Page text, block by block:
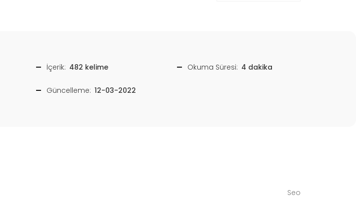
İçerik: 482 kelime Okuma Süresi: 4 dakika
Güncelleme: 12-03-2022
Seo